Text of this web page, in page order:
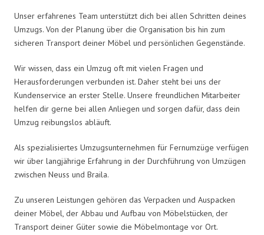
Unser erfahrenes Team unterstützt dich bei allen Schritten deines
Umzugs. Von der Planung über die Organisation bis hin zum
sicheren Transport deiner Möbel und persönlichen Gegenstände.
Wir wissen, dass ein Umzug oft mit vielen Fragen und
Herausforderungen verbunden ist. Daher steht bei uns der
Kundenservice an erster Stelle. Unsere freundlichen Mitarbeiter
helfen dir gerne bei allen Anliegen und sorgen dafür, dass dein
Umzug reibungslos abläuft.
Als spezialisiertes Umzugsunternehmen für Fernumzüge verfügen
wir über langjährige Erfahrung in der Durchführung von Umzügen
zwischen Neuss und Braila.
Zu unseren Leistungen gehören das Verpacken und Auspacken
deiner Möbel, der Abbau und Aufbau von Möbelstücken, der
Transport deiner Güter sowie die Möbelmontage vor Ort.